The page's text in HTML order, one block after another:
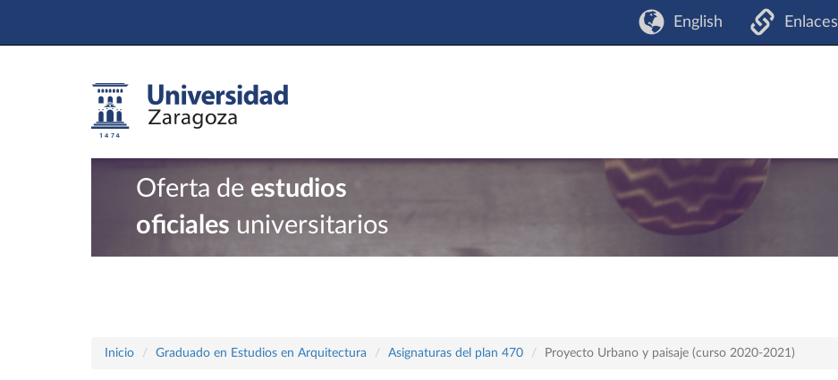
English Enlaces
Oferta de estudios
oficiales universitarios
Inicio Graduado en Estudios en Arquitectura Asignaturas del plan 470 Proyecto Urbano y paisaje (curso 2020-2021)